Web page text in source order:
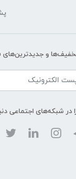
و جدیدترین‌های
در شبکه‌های اجتماعی